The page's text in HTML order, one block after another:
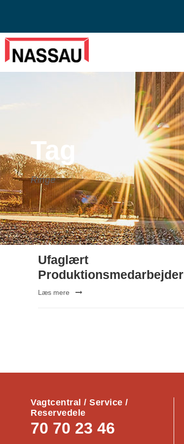
Tag
Ringe
Ufaglært
Produktionsmedarbejder
Læs mere
Vagtcentral / Service /
Reservedele
70 70 23 46